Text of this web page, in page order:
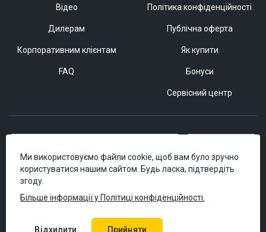
Відео
Дилерам
Корпоративним клієнтам
FAQ
Політика конфіденційності
Публічна оферта
Як купити
Бонуси
Сервісний центр
Ми використовуємо файли cookie, щоб вам було зручно
користуватися нашим сайтом. Будь ласка, підтвердіть
згоду.
Більше інформації у Політиці конфіденційності.
Відхилити Прийняти